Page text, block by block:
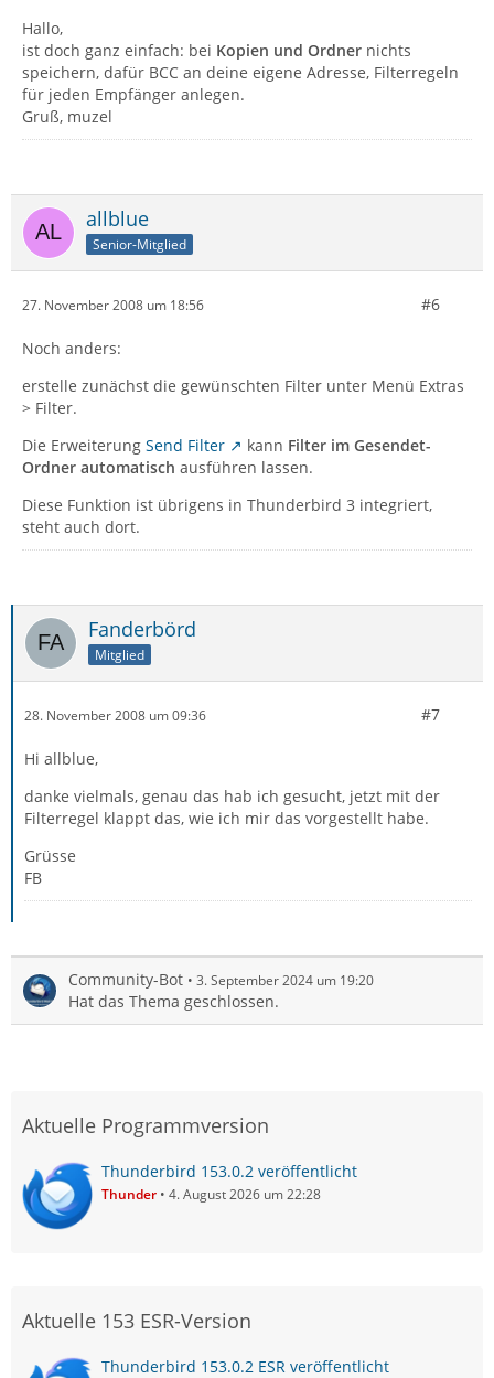
Hallo,
ist doch ganz einfach: bei Kopien und Ordner nichts
speichern, dafür BCC an deine eigene Adresse, Filterregeln
für jeden Empfänger anlegen.
Gruß, muzel
allblue
Senior-Mitglied
27. November 2008 um 18:56 #6
Noch anders:
erstelle zunächst die gewünschten Filter unter Menü Extras
> Filter.
Die Erweiterung Send Filter kann Filter im Gesendet-
Ordner automatisch ausführen lassen.
Diese Funktion ist übrigens in Thunderbird 3 integriert,
steht auch dort.
Fanderbörd
Mitglied
28. November 2008 um 09:36 #7
Hi allblue,
danke vielmals, genau das hab ich gesucht, jetzt mit der
Filterregel klappt das, wie ich mir das vorgestellt habe.
Grüsse
FB
Community-Bot 3. September 2024 um 19:20
Hat das Thema geschlossen.
Aktuelle Programmversion
Thunderbird 153.0.2 veröffentlicht
Thunder 4. August 2026 um 22:28
Aktuelle 153 ESR-Version
Thunderbird 153.0.2 ESR veröffentlicht